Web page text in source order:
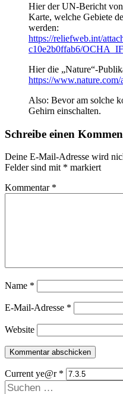
Hier der UN-Bericht
Karte, welche Gebiete
werden:
https://reliefweb.int/
c10e2b0ffab6/
Hier die „Nature“-
https://
Also: Bevor am solche
Gehirn einschalten.
Schreibe einen
Deine E-Mail-Adresse wird
Felder sind mit * markiert
Kommentar *
Name *
E-Mail-Adresse *
Website
Current ye@r *
Suchen